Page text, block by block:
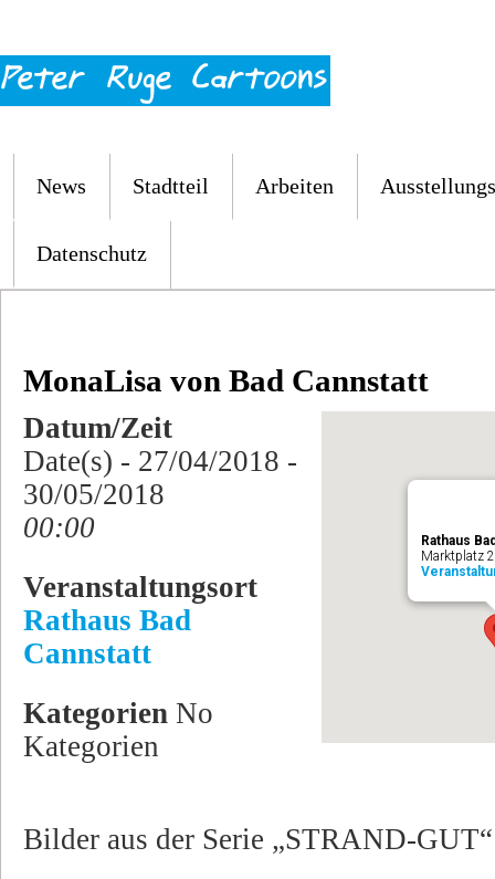
News Stadtteil Arbeiten
Datenschutz
MonaLisa von Bad Cannstatt
Rathaus
Marktplatz
Datum/Zeit
Date(s) - 27/04/2018 -
30/05/2018
00:00
Veranstaltungsort
Rathaus Bad
Cannstatt
Kategorien No
Kategorien
Bilder aus der Serie „STRAND-GUT“